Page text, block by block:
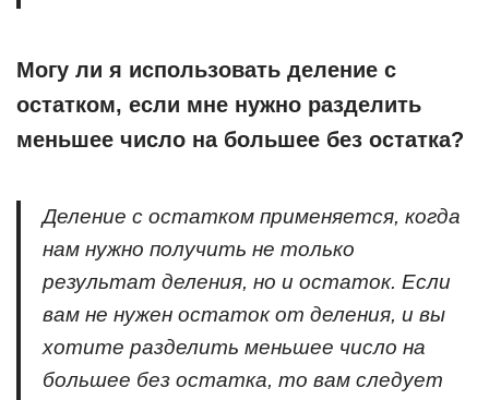
Могу ли я использовать деление с
остатком, если мне нужно разделить
меньшее число на большее без остатка?
Деление с остатком применяется, когда
нам нужно получить не только
результат деления, но и остаток. Если
вам не нужен остаток от деления, и вы
хотите разделить меньшее число на
большее без остатка, то вам следует